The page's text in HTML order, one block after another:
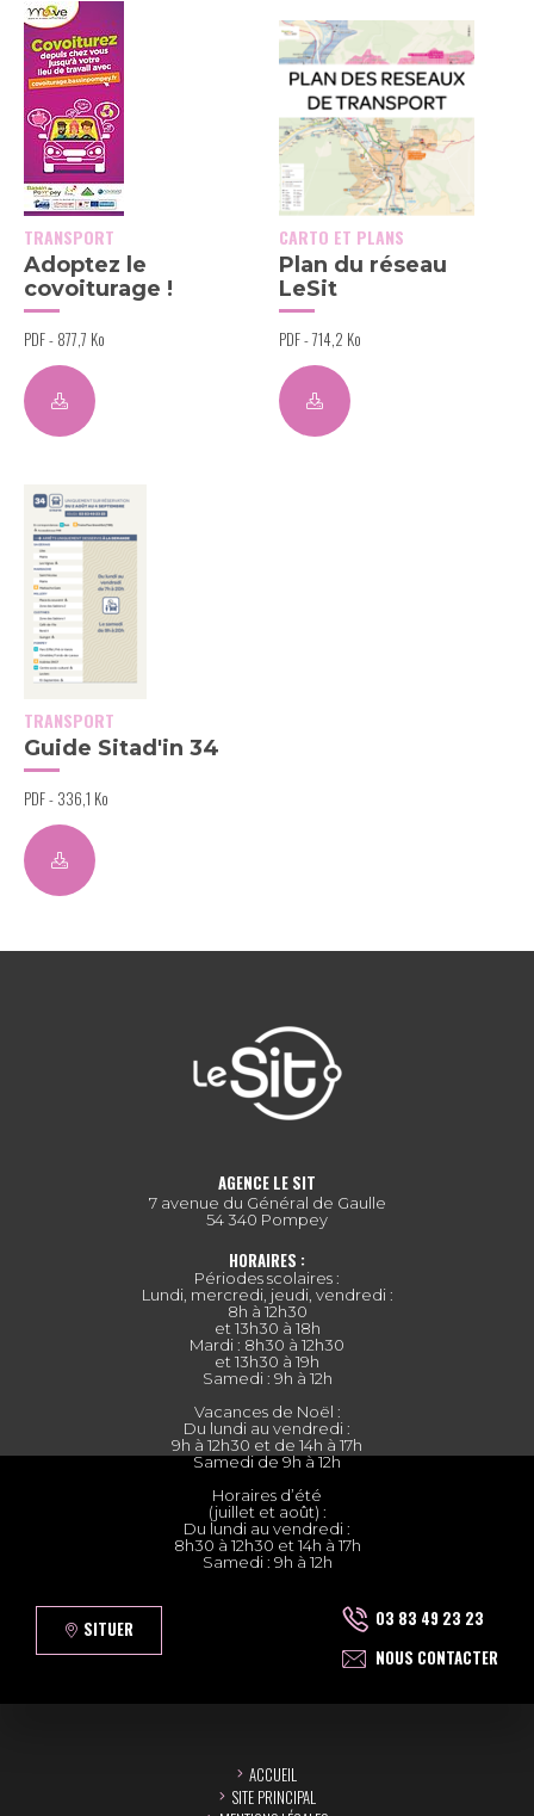
TRANSPORT
Adoptez le
covoiturage !
PDF - 877,7 Ko
CARTO ET PLANS
Plan du réseau
LeSit
PDF - 714,2 Ko
TRANSPORT
Guide Sitad'in 34
PDF - 336,1 Ko
AGENCE LE SIT
7 avenue du Général de Gaulle
54 340 Pompey
HORAIRES :
Périodes scolaires :
Lundi, mercredi, jeudi, vendredi :
8h à 12h30
et 13h30 à 18h
Mardi : 8h30 à 12h30
et 13h30 à 19h
Samedi : 9h à 12h
Vacances de Noël :
Du lundi au vendredi :
9h à 12h30 et de 14h à 17h
Samedi de 9h à 12h
Horaires d’été
(juillet et août) :
Du lundi au vendredi :
8h30 à 12h30 et 14h à 17h
Samedi : 9h à 12h
SITUER
03 83 49 23 23
NOUS CONTACTER
ACCUEIL
SITE PRINCIPAL